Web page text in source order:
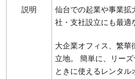
説明
仙台での起業や事業拡
社・支社設立にも最適
大企業オフィス、繁華
立地。 簡単に、リー
ときに使えるレンタル